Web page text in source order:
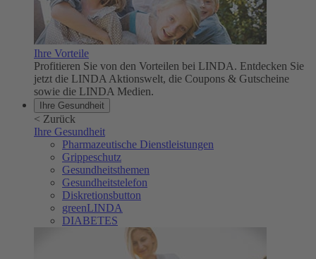
Ihre Vorteile
Profitieren Sie von den Vorteilen bei LINDA. Entdecken Sie
jetzt die LINDA Aktionswelt, die Coupons & Gutscheine
sowie die LINDA Medien.
Ihre Gesundheit
< Zurück
Ihre Gesundheit
Pharmazeutische Dienstleistungen
Grippeschutz
Gesundheitsthemen
Gesundheitstelefon
Diskretionsbutton
greenLINDA
DIABETES